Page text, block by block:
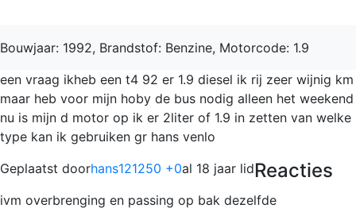
Bouwjaar: 1992, Brandstof: Benzine, Motorcode: 1.9
een vraag ikheb een t4 92 er 1.9 diesel ik rij zeer wijnig km
maar heb voor mijn hoby de bus nodig alleen het weekend
nu is mijn d motor op ik er 2liter of 1.9 in zetten van welke
type kan ik gebruiken gr hans venlo
Geplaatst doorhans121250 +0al 18 jaar lidReacties
ivm overbrenging en passing op bak dezelfde